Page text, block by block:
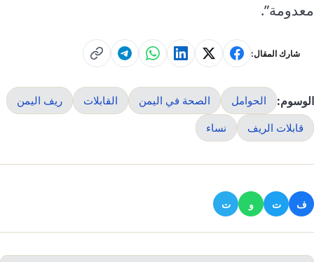
معدومة”.
شارك المقال:
الوسوم: الحوامل الصحة في اليمن القابلات
ريف اليمن
قابلات الريف
نساء
ف ت و ت